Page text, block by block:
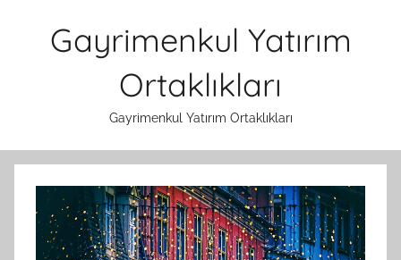
Gayrimenkul Yatırım
Ortaklıkları
Gayrimenkul Yatırım Ortaklıkları